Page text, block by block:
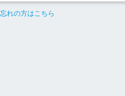
れの方はこちら